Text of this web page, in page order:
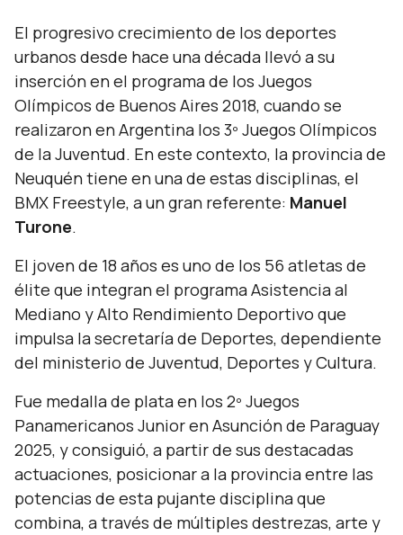
El progresivo crecimiento de los deportes
urbanos desde hace una década llevó a su
inserción en el programa de los Juegos
Olímpicos de Buenos Aires 2018, cuando se
realizaron en Argentina los 3º Juegos Olímpicos
de la Juventud. En este contexto, la provincia de
Neuquén tiene en una de estas disciplinas, el
BMX Freestyle, a un gran referente: Manuel
Turone.
El joven de 18 años es uno de los 56 atletas de
élite que integran el programa Asistencia al
Mediano y Alto Rendimiento Deportivo que
impulsa la secretaría de Deportes, dependiente
del ministerio de Juventud, Deportes y Cultura.
Fue medalla de plata en los 2º Juegos
Panamericanos Junior en Asunción de Paraguay
2025, y consiguió, a partir de sus destacadas
actuaciones, posicionar a la provincia entre las
potencias de esta pujante disciplina que
combina, a través de múltiples destrezas, arte y